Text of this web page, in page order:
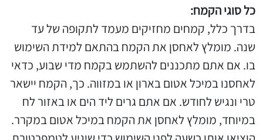
כל סוגי הקמח:
בדרך כלל, קמחים מחזיקים מעמד לתקופה של עד
שנה. מומלץ לאחסן את הקמח בהתאם למידת השימוש
בו. אם אתם מתכננים להשתמש בקמח מדי שבוע, כדאי
לאחסנו במיכל אטום בארון או במזווה. כך, הקמח יישאר
טרי ונגיש לחודש. אם אתם גרים ליד הים או באזור לח
במיוחד, מומלץ לאחסן את הקמח במיכל אטום במקרר.